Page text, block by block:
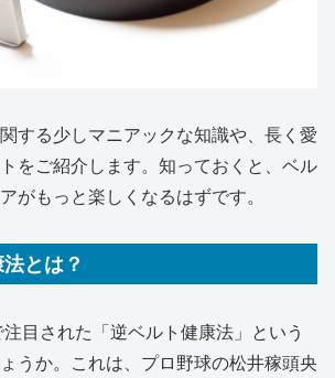
する少しマニアックな知識や、長く愛
をご紹介します。知っておくと、ベル
がもっと楽しくなるはずです。
とは？
目された「逆ベルト健康法」という
うか。これは、プロ野球の松井稼頭央